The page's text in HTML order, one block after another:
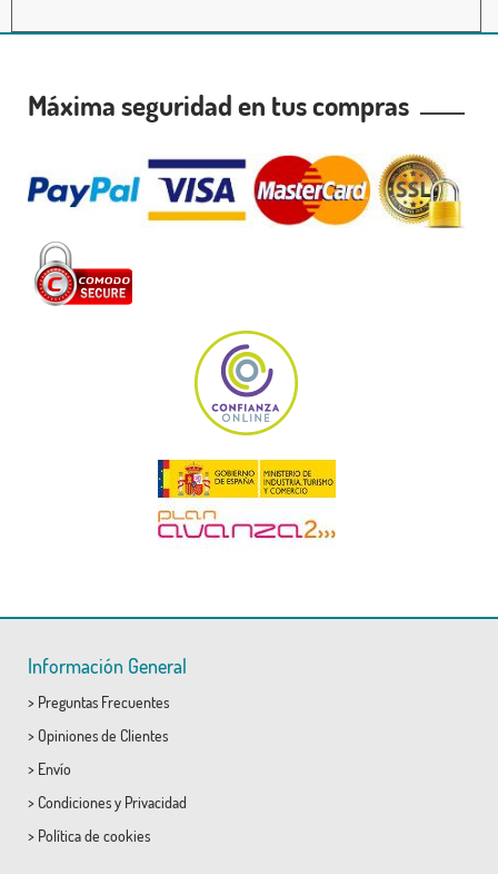
Máxima seguridad en tus compras
Información General
> Preguntas Frecuentes
> Opiniones de Clientes
> Envío
> Condicionesy Privacidad
> Política de cookies